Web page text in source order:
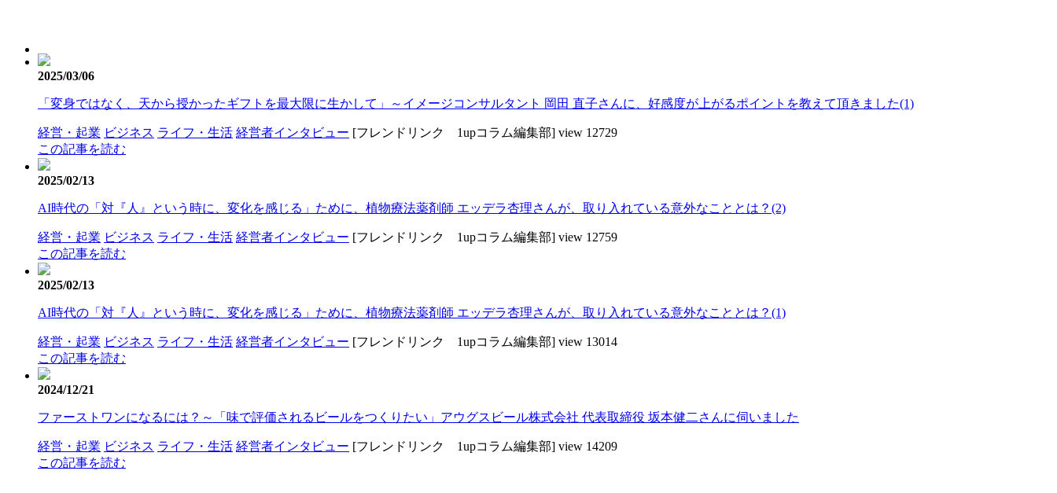
2025/03/06
「変身ではなく、天から授かったギフトを最大限に生かして」～イメージコンサルタント 岡田 直子さんに、好感度が上がるポイントを教えて頂きました(1)
経営・起業 ビジネス ライフ・生活 経営者インタビュー [フレンドリンク 1upコラム編集部] view 12729
この記事を読む
2025/02/13
AI時代の「対『人』という時に、変化を感じる」ために、植物療法薬剤師 エッデラ杏理さんが、取り入れている意外なこととは？(2)
経営・起業 ビジネス ライフ・生活 経営者インタビュー [フレンドリンク 1upコラム編集部] view 12759
この記事を読む
2025/02/13
AI時代の「対『人』という時に、変化を感じる」ために、植物療法薬剤師 エッデラ杏理さんが、取り入れている意外なこととは？(1)
経営・起業 ビジネス ライフ・生活 経営者インタビュー [フレンドリンク 1upコラム編集部] view 13014
この記事を読む
2024/12/21
ファーストワンになるには？～「味で評価されるビールをつくりたい」アウグスビール株式会社 代表取締役 坂本健二さんに伺いました
経営・起業 ビジネス ライフ・生活 経営者インタビュー [フレンドリンク 1upコラム編集部] view 14209
この記事を読む